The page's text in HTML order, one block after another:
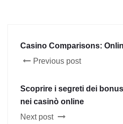
Casino Comparisons:
Previous post
Scoprire i segreti dei
nei casinò online
Next post